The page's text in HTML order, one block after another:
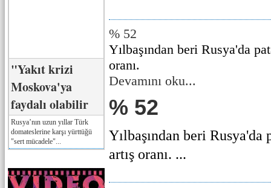
"Yakıt krizi
Moskova'ya
faydalı olabilir
Rusya’nın uzun yıllar Türk
domateslerine karşı yürttüğü
"sert mücadele"...
% 52
Yılbaşından beri Rusya'da
oranı.
Devamını oku...
% 52
Yılbaşından beri
artış oranı. ...